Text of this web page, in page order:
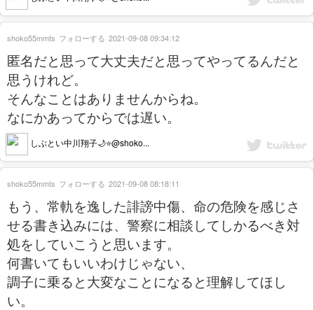
匿名だと思って大丈夫だと思ってやってるんだと
思うけれど。
そんなことはありませんからね。
なにかあってからでは遅い。
しぶとい中川翔子🌙⭐️@shoko...
shoko55mmts フォローする 2021-09-08 09:34:12
もう、常軌を逸した誹謗中傷、命の危険を感じさ
せる書き込みには、警察に相談してしかるべき対
処をしていこうと思います。
何書いてもいいわけじゃない、
調子に乗ると大変なことになると理解してほし
い。
shoko55mmts フォローする 2021-09-08 08:18:11